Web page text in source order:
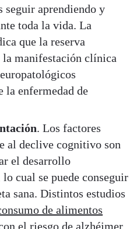
seguir aprendiendo y
toda la vida. La
que la reserva
manifestación clínica
la enfermedad de
. Los factores
al declive cognitivo son
el desarrollo
cual se puede conseguir
sana. Distintos estudios
de alimentos
el riesgo de alzhéimer.